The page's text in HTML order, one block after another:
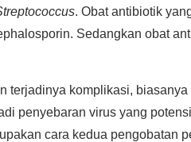
. Obat antibiotik
Sedangkan obat
terjadinya komplikasi,
penyebaran virus yang
cara kedua pengobatan